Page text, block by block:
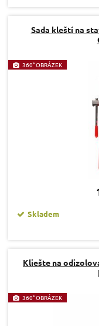
Sada kleští na
360° OBRÁZEK
Skladem
Kliešte na
360° OBRÁZEK